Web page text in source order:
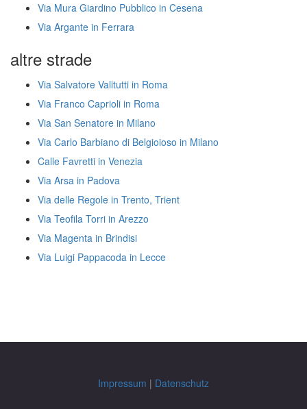
Via Mura Giardino Pubblico in Cesena
Via Argante in Ferrara
altre strade
Via Salvatore Valitutti in Roma
Via Franco Caprioli in Roma
Via San Senatore in Milano
Via Carlo Barbiano di Belgioioso in Milano
Calle Favretti in Venezia
Via Arsa in Padova
Via delle Regole in Trento, Trient
Via Teofila Torri in Arezzo
Via Magenta in Brindisi
Via Luigi Pappacoda in Lecce
Impressum | Datenschutz